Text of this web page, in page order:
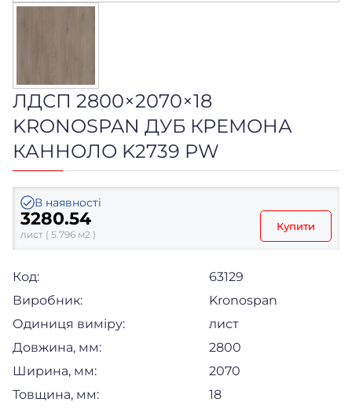
ЛДСП 2800×2070×18
KRONOSPAN ДУБ КРЕМОНА
КАННОЛО K2739 PW
В наявності
3280.54
лист ( 5.796 м2 )
Купити
Код:
63129
Виробник:
Kronospan
Одиниця виміру:
лист
Довжина, мм:
2800
Ширина, мм:
2070
Товщина, мм:
18